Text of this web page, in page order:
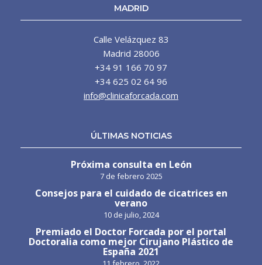
MADRID
Calle Velázquez 83
Madrid 28006
+34 91 166 70 97
+34 625 02 64 96
info@clinicaforcada.com
ÚLTIMAS NOTICIAS
Próxima consulta en León
7 de febrero 2025
Consejos para el cuidado de cicatrices en
verano
10 de julio, 2024
Premiado el Doctor Forcada por el portal
Doctoralia como mejor Cirujano Plástico de
España 2021